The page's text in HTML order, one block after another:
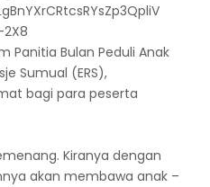
Panitia Bulan Peduli Anak
Sumual (ERS),
bagi para peserta
Kiranya dengan
akan membawa anak –